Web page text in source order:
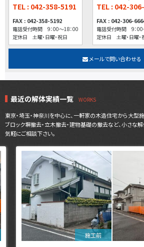
TEL : 042-358-5191
FAX : 042-358-5192
電話受付時間 9：00～18：00
定休日 土曜・日曜・祝日
TEL : 042-
FAX : 042-306-
電話受付時間 9：00
定休日 土曜・日曜・
メールで問い合わせる
最近の解体実績一覧
東京・埼玉・神奈川を中心に、一軒家の木造住宅から大型
ブロック塀撤去・立木撤去・建物基礎の撤去など、小さな
気軽にご相談下さい。